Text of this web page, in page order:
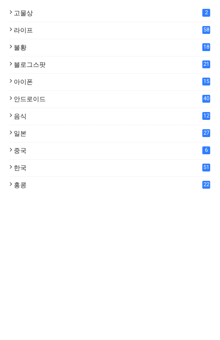
고물상 2
라이프 58
불황
18
블로그스팟 21
아이폰 15
안드로이드 40
음식
12
일본 27
중국 6
한국 51
홍콩 22